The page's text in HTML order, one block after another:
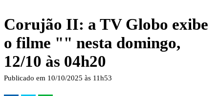
Corujão II: a TV Globo exibe
o filme "" nesta domingo,
12/10 às 04h20
Publicado em 10/10/2025 às 11h53